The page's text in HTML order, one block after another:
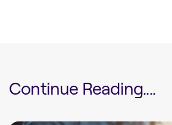
Continue Reading....